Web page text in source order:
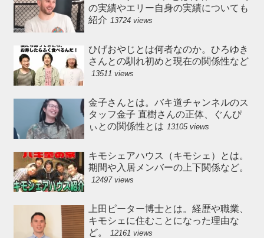
の実績やエリー自身の実績についても
紹介 13724 views
ひげおやじとは何者なのか。ひろゆき
さんとの馴れ初めと現在の関係性など
13511 views
金子さんとは。バキ道チャンネルのス
タッフ金子 直樹さんの正体、ぐんぴ
ぃとの関係性とは 13105 views
キモシェアハウス（キモシェ）とは。
期間や入居メンバーの上下関係など。
12497 views
上田ピーター博士とは。経歴や職業、
キモシェに住むことになった理由な
ど。
12161 views